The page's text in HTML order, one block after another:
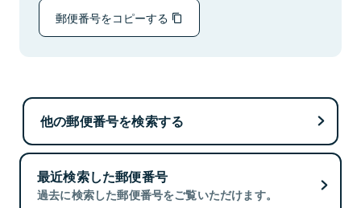
郵便番号をコピーする
他の郵便番号を検索する
最近検索した郵便番号
過去に検索した郵便番号をご覧いただけます。